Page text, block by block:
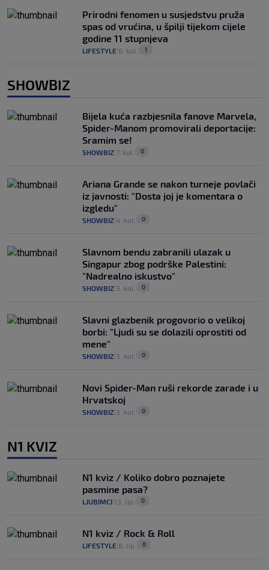
Prirodni fenomen u susjedstvu pruža
spas od vrućina, u špilji tijekom cijele
godine 11 stupnjeva
LIFESTYLE 6. kol. 1
SHOWBIZ
Bijela kuća razbjesnila fanove Marvela,
Spider-Manom promovirali deportacije:
Sramim se!
SHOWBIZ 7. kol. 0
Ariana Grande se nakon turneje povlači
iz javnosti: "Dosta joj je komentara o
izgledu"
SHOWBIZ 4. kol. 0
Slavnom bendu zabranili ulazak u
Singapur zbog podrške Palestini:
"Nadrealno iskustvo"
SHOWBIZ 3. kol. 0
Slavni glazbenik progovorio o velikoj
borbi: "Ljudi su se dolazili oprostiti od
mene"
SHOWBIZ 3. kol. 0
Novi Spider-Man ruši rekorde zarade i u
Hrvatskoj
SHOWBIZ 3. kol. 0
N1 KVIZ
N1 kviz / Koliko dobro poznajete
pasmine pasa?
LJUBIMCI 13. lip. 0
N1 kviz / Rock & Roll
LIFESTYLE 8. lip. 0